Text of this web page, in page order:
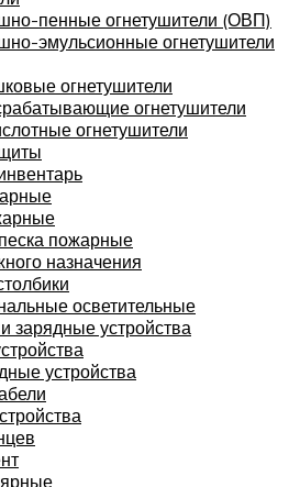
пенные огнетушители (ОВП)
эмульсионные огнетушители
огнетушители
огнетушители
огнетушители
пожарные
назначения
осветительные
зарядные устройства
устройства